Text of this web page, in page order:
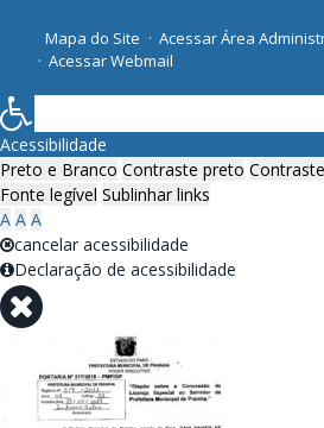
Mapa do Site
Acessar Área
Acessar Webmail
Acessibilidade
Preto e Branco Contraste preto
Fonte legível Sublinhar links
A A A
cancelar acessibilidade
Declaração de acessibilidade